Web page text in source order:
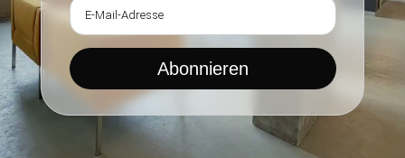
Abonnieren